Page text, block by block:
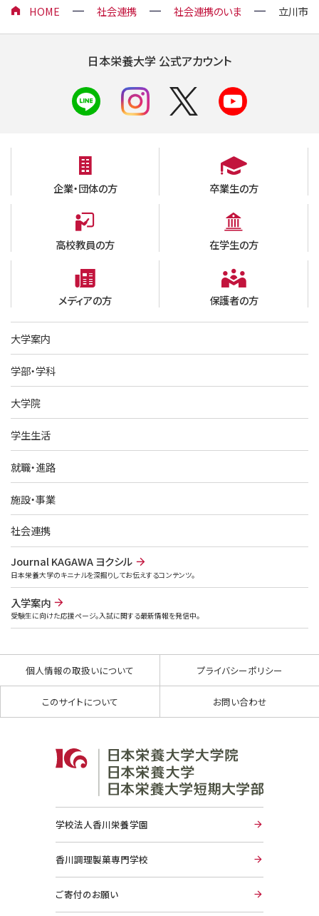
HOME 社会連携 社会連携のいま 立川市
日本栄養大学 公式アカウント
企業・団体の方 卒業生の方
高校教員の方 在学生の方
メディアの方 保護者の方
学校法人香川栄養学園
香川調理製菓専門学校
ご寄付のお願い
大学案内
学部・学科
大学院
学生生活
就職・進路
施設・事業
社会連携
Journal KAGAWA ヨクシル
日本栄養大学のキニナルを深掘りしてお伝えするコンテンツ。
入学案内
受験生に向けた応援ページ。入試に関する最新情報を発信中。
個人情報の取扱いについて プライバシーポリシー
このサイトについて お問い合わせ